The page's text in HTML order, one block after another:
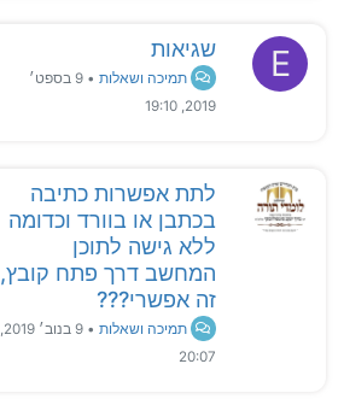
E שגיאות
תמיכה ושאלות •
9 בספט׳
2019, 19:10
לתת אפשרות כתיבה
בכתבן או בוורד וכדומה
ללא גישה לתוכן
המחשב דרך פתח קובץ,
זה אפשרי???
תמיכה ושאלות •
9 בנוב׳ 2019,
20:07